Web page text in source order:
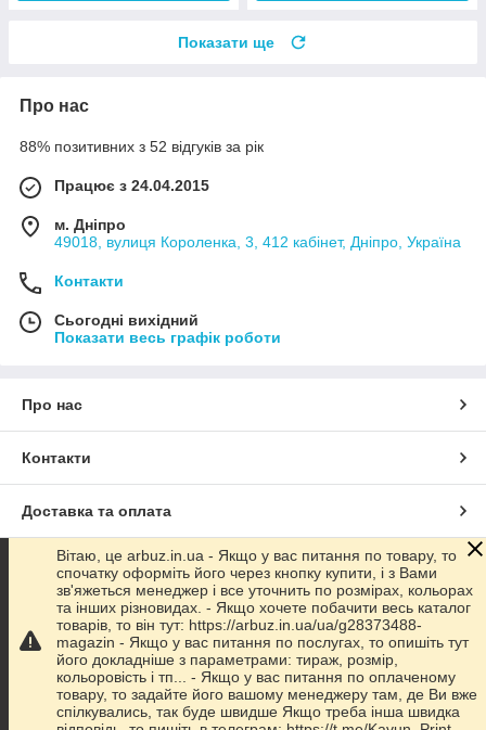
Показати ще
Про нас
88% позитивних з 52 відгуків за рік
Працює з 24.04.2015
м. Дніпро
49018, вулиця Короленка, 3, 412 кабінет, Дніпро, Україна
Контакти
Сьогодні вихідний
Показати весь графік роботи
Про нас
Контакти
Доставка та оплата
Графік роботи
Повна версія сайту
Сайт створено на маркетплейсіProm.ua
Політика конфіденційності
Вітаю, це arbuz.in.ua - Якщо у вас питання по товару, то
спочатку оформіть його через кнопку купити, і з Вами
зв'яжеться менеджер і все уточнить по розмірах, кольорах
та інших різновидах. - Якщо хочете побачити весь каталог
товарів, то він тут: https://arbuz.in.ua/ua/g28373488-
magazin - Якщо у вас питання по послугах, то опишіть тут
його докладніше з параметрами: тираж, розмір,
кольоровість і тп... - Якщо у вас питання по оплаченому
товару, то задайте його вашому менеджеру там, де Ви вже
спілкувались, так буде швидше Якщо треба інша швидка